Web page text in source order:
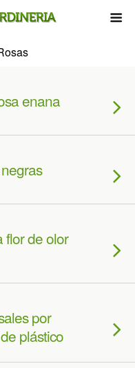
enana
flor de olor
por
plástico